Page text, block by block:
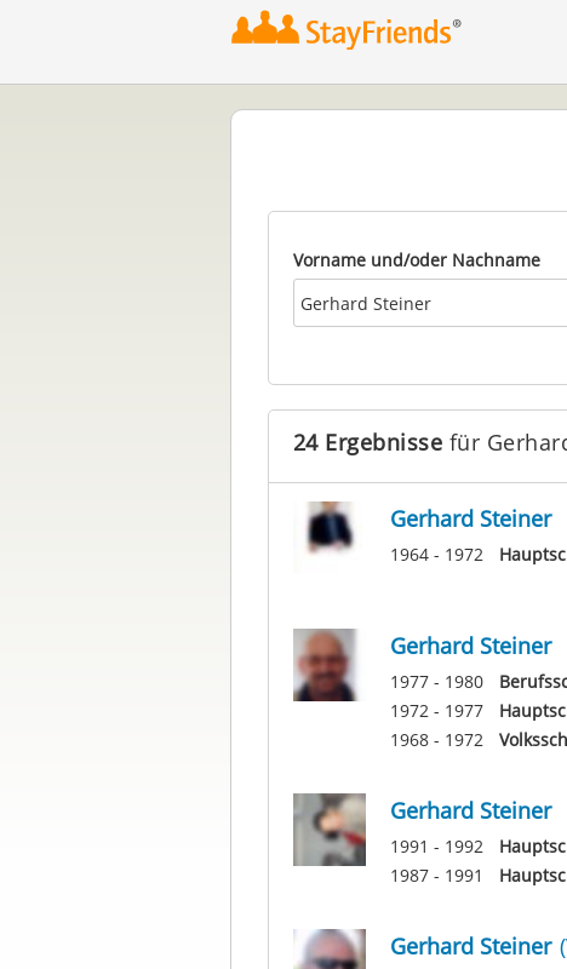
Vorname und/oder Nachname
24 Ergebnisse für
Gerhard Steiner
1964 - 1972
Gerhard Steiner
1977 - 1980
1972 - 1977
1968 - 1972
Gerhard Steiner
1991 - 1992
1987 - 1991
Gerhard Steiner